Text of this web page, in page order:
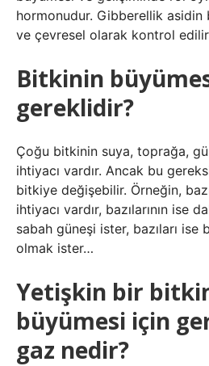
hormonudur. Gibberellik asidin
ve çevresel olarak kontrol
Bitkinin
gereklidir?
Çoğu bitkinin suya, toprağa,
ihtiyacı vardır. Ancak bu
bitkiye değişebilir. Örneğin,
ihtiyacı vardır, bazılarının ise
sabah güneşi ister, bazıları ise
olmak ister…
Yetişkin bir
büyümesi için
gaz nedir?